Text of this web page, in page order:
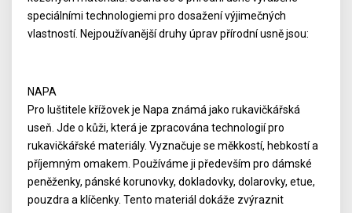
speciálními technologiemi pro dosažení výjimečných
vlastností. Nejpoužívanější druhy úprav přírodní usně jsou:
NAPA
Pro luštitele křížovek je Napa známá jako rukavičkářská
useň. Jde o kůži, která je zpracována technologií pro
rukavičkářské materiály. Vyznačuje se měkkostí, hebkostí a
příjemným omakem. Používáme ji především pro dámské
peněženky, pánské korunovky, dokladovky, dolarovky, etue,
pouzdra a klíčenky. Tento materiál dokáže zvýraznit